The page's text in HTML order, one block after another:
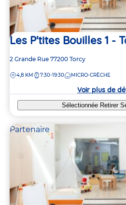
Les P'tites Bouilles 1 -
Adresse
la
2 Grande Rue 77200 Torcy
DISTANCE
4,8 KM 7:30-19:30 MICRO-CRÈCHE
Voir plus de
Sélectionnée Retirer
Partenaire